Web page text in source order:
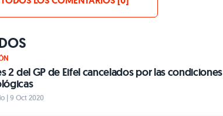
2 del GP de Eifel cancelados por las condiciones
| 9 Oct 2020